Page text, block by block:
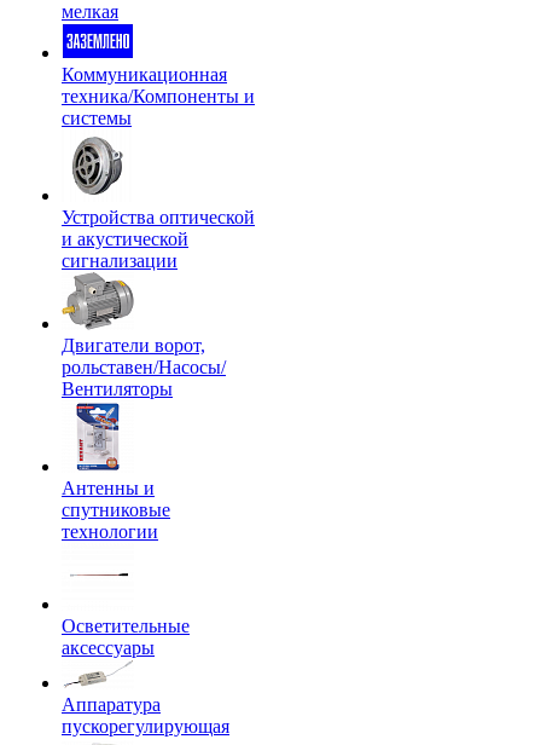
мелкая
Коммуникационная
техника/Компоненты и
системы
Устройства оптической
и акустической
сигнализации
Двигатели ворот,
рольставен/Насосы/
Вентиляторы
Антенны и
спутниковые
технологии
Осветительные
аксессуары
Аппаратура
пускорегулирующая